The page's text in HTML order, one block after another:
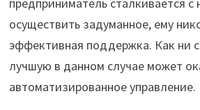
предприниматель сталкивается
осуществить задуманное, ему
эффективная поддержка. Как ни
лучшую в данном случае может
автоматизированное управление.